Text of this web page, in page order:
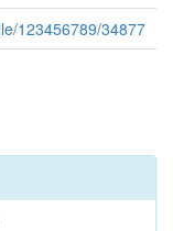
123456789/34877